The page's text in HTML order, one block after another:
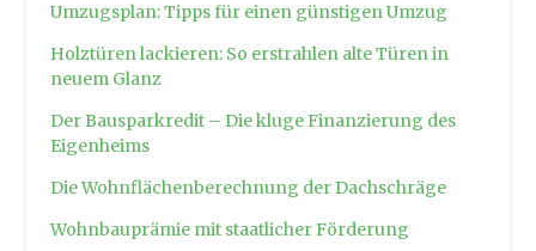
Umzugsplan: Tipps für einen günstigen Umzug
Holztüren lackieren: So erstrahlen alte Türen in
neuem Glanz
Der Bausparkredit – Die kluge Finanzierung des
Eigenheims
Die Wohnflächenberechnung der Dachschräge
Wohnbauprämie mit staatlicher Förderung